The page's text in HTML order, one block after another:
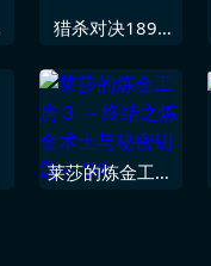
猎杀对决1896
莱莎的炼金工房